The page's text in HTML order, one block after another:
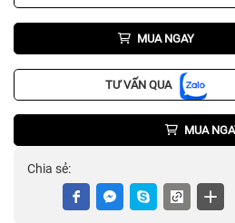
MUA NGAY
TƯ VẤN QUA
MUA
Chia sẻ: